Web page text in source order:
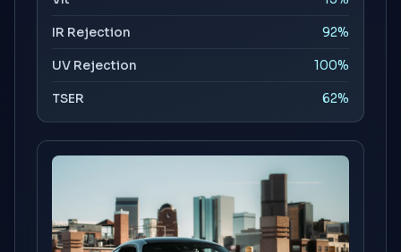
IR Rejection 92%
UV Rejection 100%
TSER 62%